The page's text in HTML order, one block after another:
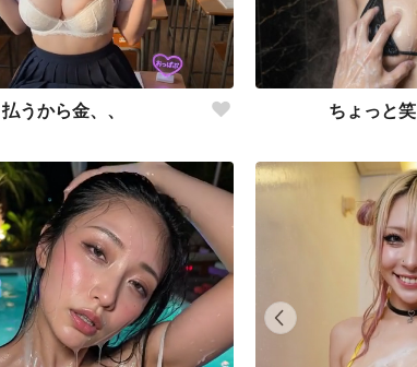
払うから金、、 ちょっと